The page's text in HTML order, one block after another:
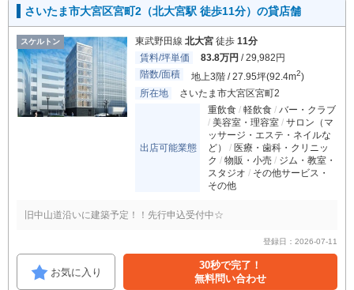
さいたま市大宮区宮町2（北大宮駅 徒歩11分）の貸店舗
スケルトン 東武野田線 北大宮 徒歩 11分
賃料/坪単価
83.8万円 / 29,982円
階数/面積
地上3階 / 27.95坪(92.4m2)
所在地
さいたま市大宮区宮町2
出店可能業態
重飲食 軽飲食
バー・クラブ
美容室・理容室
サロン（マ
ッサージ・エステ・ネイルな
ど）
医療・歯科・クリニッ
ク
物販・小売
ジム・教室・
スタジオ
その他サービス・
その他
旧中山道沿いに建築予定！！先行申込受付中☆
登録日：2026-07-11
お気に入り
30秒で完了！
無料問い合わせ